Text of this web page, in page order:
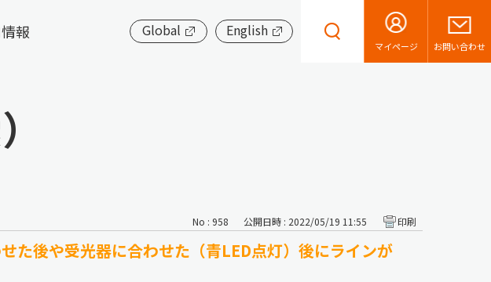
報 Global English
マイページ お問い合わせ
No : 958 公開日時 : 2022/05/19 11:55 印刷
た後や受光器に合わせた（青LED点灯）後にラインが